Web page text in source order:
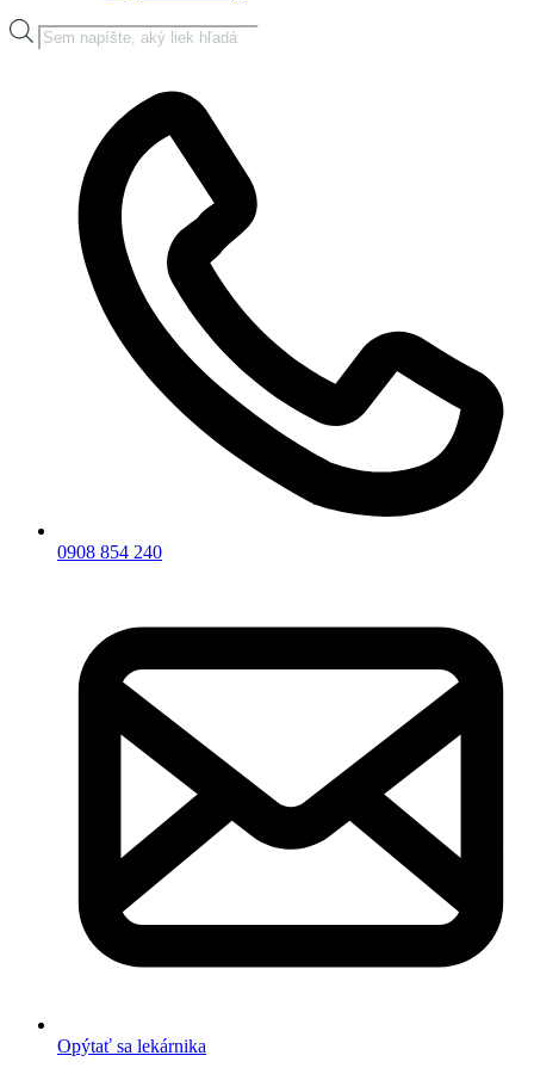
Products
search
0908 854 240
Opýtať sa lekárnika